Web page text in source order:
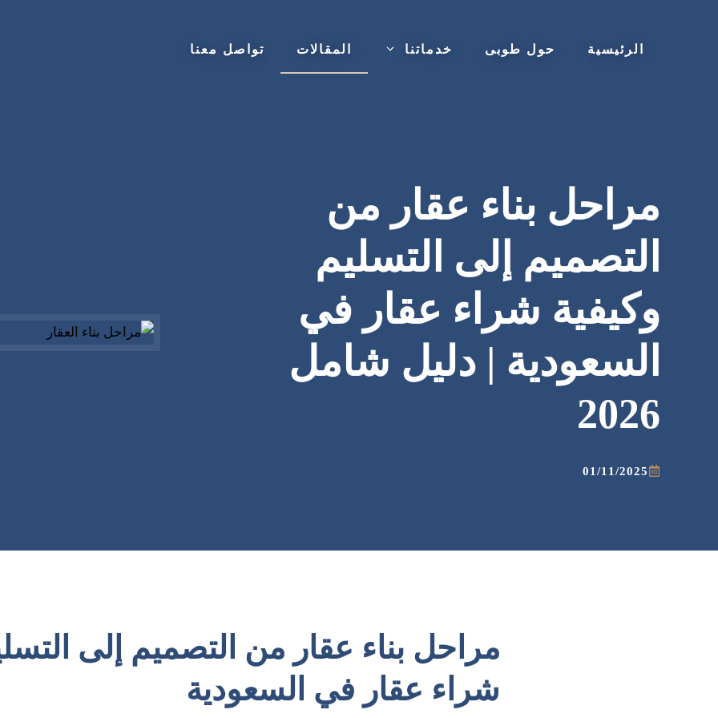
الرئيسية حول طوبى خدماتنا المقالات تواصل معنا
مراحل بناء عقار من
التصميم إلى التسليم
وكيفية شراء عقار في
السعودية | دليل شامل
2026
01/11/2025
مراحل بناء عقار من التصميم إلى
شراء عقار في السعودية